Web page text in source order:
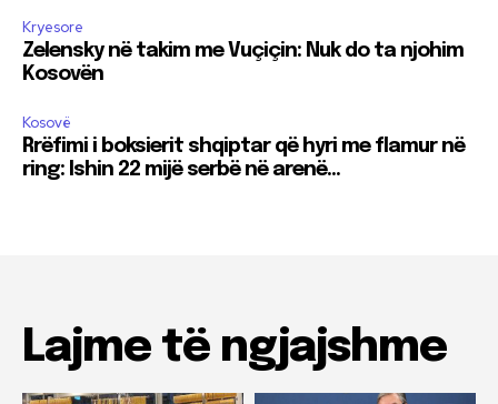
Kryesore
Zelensky në takim me Vuçiçin: Nuk do ta njohim
Kosovën
Kosovë
Rrëfimi i boksierit shqiptar që hyri me flamur në
ring: Ishin 22 mijë serbë në arenë…
Lajme të ngjajshme